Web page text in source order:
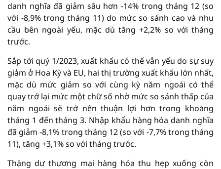
danh nghĩa đã giảm sâu hơn -14% trong tháng 12 (so
với -8,9% trong tháng 11) do mức so sánh cao và nhu
cầu bên ngoài yếu, mặc dù tăng +2,2% so với tháng
trước.
Sắp tới quý 1/2023, xuất khẩu có thể vẫn yếu do sự suy
giảm ở Hoa Kỳ và EU, hai thị trường xuất khẩu lớn nhất,
mặc dù mức giảm so với cùng kỳ năm ngoái có thể
quay trở lại mức một chữ số nhờ mức so sánh thấp của
năm ngoái sẽ trở nên thuận lợi hơn trong khoảng
tháng 1 đến tháng 3. Nhập khẩu hàng hóa danh nghĩa
đã giảm -8,1% trong tháng 12 (so với -7,7% trong tháng
11), tăng +3,1% so với tháng trước.
Thặng dư thương mại hàng hóa thu hẹp xuống còn